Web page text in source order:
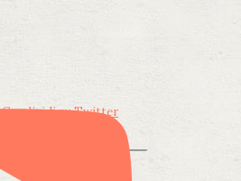
Condividi su Twitter